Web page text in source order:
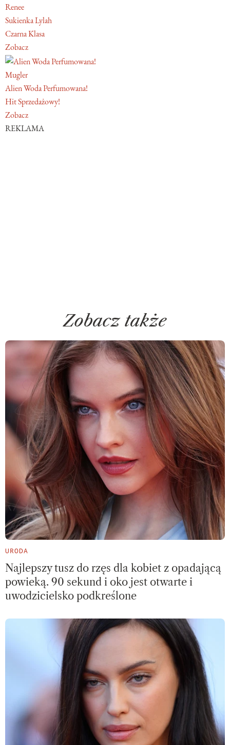
Renee
Sukienka Lylah
Czarna Klasa
Zobacz
Mugler
Alien Woda Perfumowana!
Hit Sprzedażowy!
Zobacz
REKLAMA
Zobacz także
URODA
Najlepszy tusz do rzęs dla kobiet z opadającą
powieką. 90 sekund i oko jest otwarte i
uwodzicielsko podkreślone